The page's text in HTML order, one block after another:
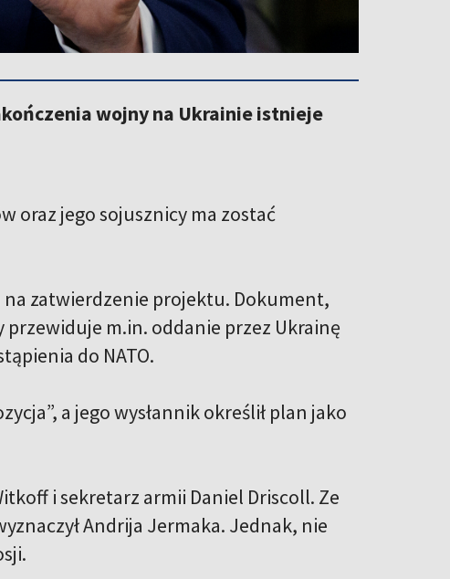
wojny na Ukrainie istnieje
oraz jego sojusznicy ma zostać
na zatwierdzenie projektu. Dokument,
m.in. oddanie przez Ukrainę
do NATO.
a jego wysłannik określił plan jako
i sekretarz armii Daniel Driscoll. Ze
Andrija Jermaka. Jednak, nie